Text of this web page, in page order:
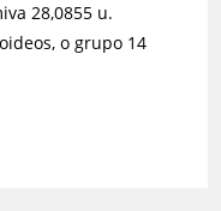
28,0855 u.
o grupo 14